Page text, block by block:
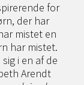
for
der har
mistet en
har mistet.
i en af de
Arendt